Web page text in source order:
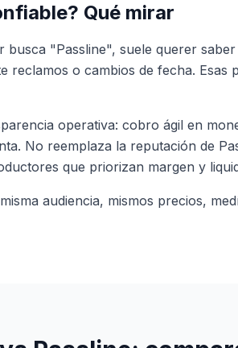
Qué mirar
busca "Passline", suele querer
reclamos o cambios de fecha. Esas
operativa: cobro ágil en
No reemplaza la reputación de
que priorizan margen y
audiencia, mismos precios,